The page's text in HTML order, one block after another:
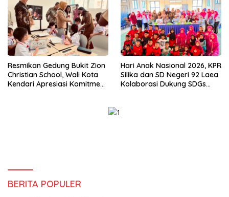
Resmikan Gedung Bukit Zion
Christian School, Wali Kota
Kendari Apresiasi Komitmen
Hari Anak Nasional 2026, KPR
Silika dan SD Negeri 92 Laea
Kolaborasi Dukung SDGs
BERITA POPULER